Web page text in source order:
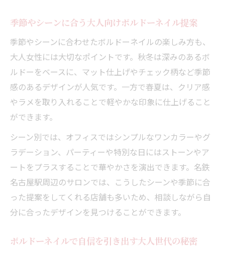
プロが提案するボルドーネイルの魅力的な
活用法
名鉄名古屋駅周辺で叶う理想のボルドーネ
イル
施術後も美しさが続くボルドーネイル体験
ボルドーネイルを長持ちさせるためのケアポイ
ント
長持ちするボルドーネイルのケア方法とコ
ツ
サロンでおすすめされるボルドーネイルの
爪の健康を守る大人女性向けケアポイント
季節やシーンに合う大人向けボルドーネイル提案
季節やシーンに合わせたボルドーネイルの楽しみ方も、
大人女性には大切なポイントです。秋冬は深みのあるボ
ルドーをベースに、マット仕上げやチェック柄など季節
感のあるデザインが人気です。一方で春夏は、クリア感
やラメを取り入れることで軽やかな印象に仕上げること
ができます。
シーン別では、オフィスではシンプルなワンカラーやグ
ラデーション、パーティーや特別な日にはストーンやア
ートをプラスすることで華やかさを演出できます。名鉄
名古屋駅周辺のサロンでは、こうしたシーンや季節に合
った提案をしてくれる店舗も多いため、相談しながら自
分に合ったデザインを見つけることができます。
ボルドーネイルで自信を引き出す大人世代の秘密